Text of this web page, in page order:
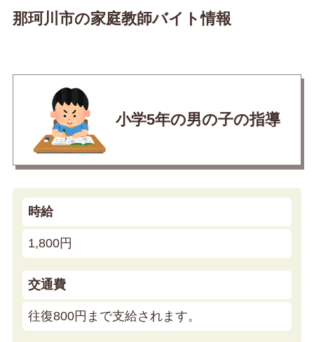
那珂川市の家庭教師バイト情報
小学5年の男の子の指導
時給
1,800円
交通費
往復800円まで支給されます。